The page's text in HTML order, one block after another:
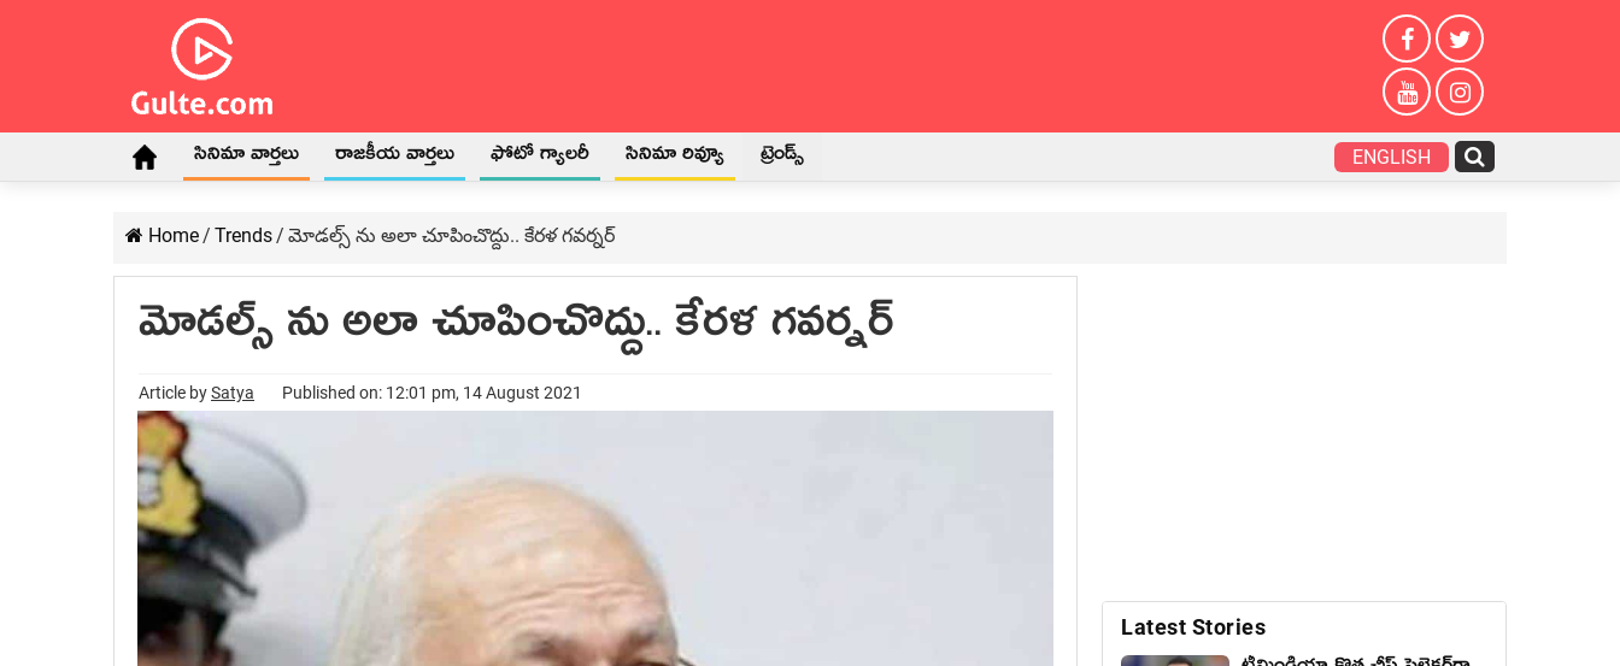
సినిమా వార్తలు రాజకీయ వార్తలు ఫోటో గ్యాలరీ సినిమా రివ్యూ ట్రెండ్స్ ENGLISH
Home/ Trends/ మోడల్స్ ను అలా చూపించొద్దు.. కేరళ గవర్నర్
మోడల్స్ ను అలా చూపించొద్దు.. కేరళ గవర్నర్
Article bySatya Published on: 12:01 pm, 14 August 2021
Latest Stories